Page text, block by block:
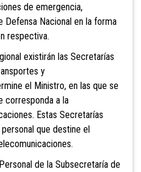
de emergencia,
Nacional en la forma
respectiva.
existirán las Secretarías
y
el Ministro, en las que se
corresponda a la
Estas Secretarías
que destine el
de la Subsecretaría de